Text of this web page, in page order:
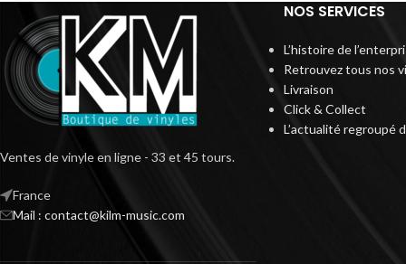
Ventes de vinyle en ligne - 33 et 45 tours.
France
Mail : contact@kilm-music.com
NOS SERVICES
L’histoire de
Retrouvez tous nos
Livraison
Click & Collect
L’actualité regroupé